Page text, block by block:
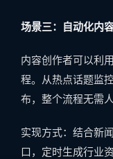
场景三：自动化内
内容创作者可以利
程。从热点话题监
布，整个流程无需人
实现方式：结合新
口，定时生成行业